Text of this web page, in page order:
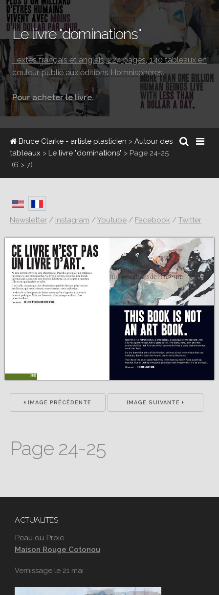
Le livre "dominations"
Textes français et anglais, 224 pages, 140 tableaux en
couleur, publié aux éditions Homnisphères.
Pour acheter le livre.
Bruce Clarke - artiste plasticien > Autour des
tableaux > Le livre "dominations" > Page 24-25
(6 > 7)
Newsletter / Instagram /Youtube / Facebook / Twitter ·
IMAGE PRÉCÉDENTE IMAGE SUIVANTE
Page 24-25
ACTUALITÉS
Peau ou Proie
Maison Rouge Cotonou
Vernissage le 21 mai